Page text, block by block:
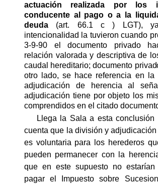
actuación realizada por los
conducente al pago o a la
deuda (art. 66.1 c ) LGT),
intencionalidad la tuvieron cuando
3-9-90 el documento privado
relación valorada y descriptiva de
caudal hereditario; documento
otro lado, se hace referencia en la
adjudicación de herencia al
adjudicación tiene por objeto los
comprendidos en el citado
Llega la Sala a esta conclusión
cuenta que la división y
es voluntaria para los herederos
pueden permanecer con la
que en este supuesto no estarían
pagar el Impuesto sobre